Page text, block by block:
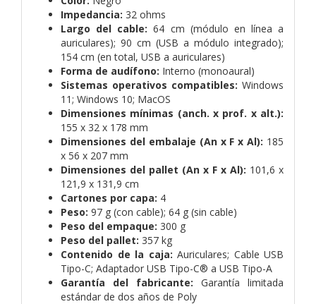
Impedancia: 32 ohms
Largo del cable: 64 cm (módulo en línea a
auriculares); 90 cm (USB a módulo integrado);
154 cm (en total, USB a auriculares)
Forma de audífono: Interno (monoaural)
Sistemas operativos compatibles: Windows
11; Windows 10; MacOS
Dimensiones mínimas (anch. x prof. x alt.):
155 x 32 x 178 mm
Dimensiones del embalaje (An x F x Al): 185
x 56 x 207 mm
Dimensiones del pallet (An x F x Al): 101,6 x
121,9 x 131,9 cm
Cartones por capa: 4
Peso: 97 g (con cable); 64 g (sin cable)
Peso del empaque: 300 g
Peso del pallet: 357 kg
Contenido de la caja: Auriculares; Cable USB
Tipo-C; Adaptador USB Tipo-C® a USB Tipo-A
Garantía del fabricante: Garantía limitada
estándar de dos años de Poly